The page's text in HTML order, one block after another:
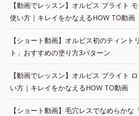
【動画でレッスン】オルビス ブライト
使い方｜キレイをかなえるHOW TO動画
【ショート動画】オルビス初のティント
ト」おすすめの塗り方3パターン
【動画でレッスン】オルビス ブライト
い方｜キレイをかなえるHOW TO動画
【ショート動画】毛穴レスでなめらか